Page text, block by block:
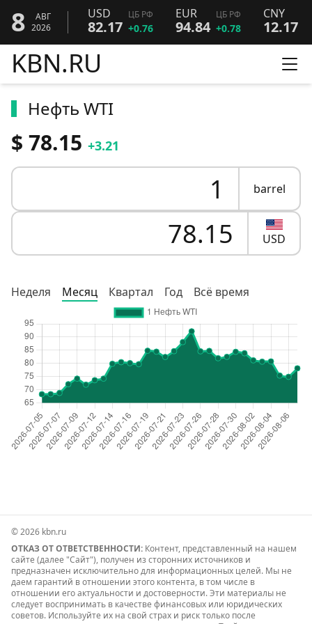
8
АВГ
2026
USD ЦБ РФ
82.17 +0.76
EUR ЦБ РФ
94.84 +0.78
CNY
12.17
KBN.RU
Нефть WTI
$ 78.15 +3.21
barrel
USD
Неделя Месяц Квартал Год Всё время
© 2026 kbn.ru
ОТКАЗ ОТ ОТВЕТСТВЕННОСТИ: Контент, представленный на нашем
сайте (далее "Сайт"), получен из сторонних источников и
предназначен исключительно для информационных целей. Мы не
даем гарантий в отношении этого контента, в том числе в
отношении его актуальности и достоверности. Эти материалы не
следует воспринимать в качестве финансовых или юридических
советов. Используйте их на свой страх и риск только после